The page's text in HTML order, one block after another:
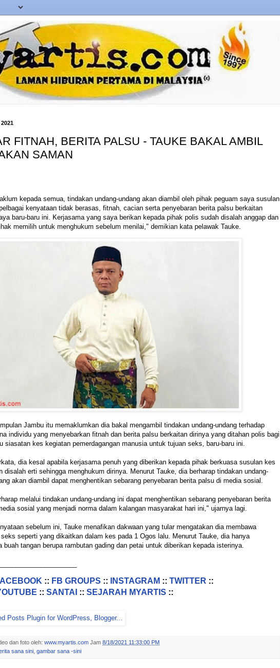
FITNAH, BERITA PALSU - TAUKE BAKAL AMBIL
SAMAN
kepada semua, tindakan undang-undang akan diambil oleh pihak peguam saya susulan
kenyataan tidak berasas, fitnah, cacian serta penyebaran berita palsu berkaitan
baru-baru ini. Kerjasama yang saya berikan kepada pihak polis sudah disalah anggap dan
memilih untuk menghukum sebelum menilai," demikian kata pelawak Tauke.
Jambu itu memaklumkan dia bakal mengambil tindakan undang-undang terhadap
individu yang menyebarkan fitnah dan berita palsu berkaitan dirinya yang ditahan polis bagi
siasatan kes kegiatan pemerdagangan manusia untuk tujuan seks, baru-baru ini.
dia kesal apabila kerjasama penuh yang diberikan kepada pihak berkuasa susulan kes
disalah erti sehingga menghukum dirinya. Menurut Tauke, dia berharap tindakan undang-
akan diambil dapat menghentikan sebarang penyebaran berita palsu di media sosial.
melalui tindakan undang-undang ini dapat menghentikan sebarang penyebaran berita
sosial yang menjadi norma dalam kalangan masyarakat hari ini," ujarnya lagi.
sebelum ini, Tauke menafikan dakwaan yang tular mengatakan dia membawa
seperti yang dikaitkan dalam kes pada 1 Ogos lalu. Menurut Tauke, dia hanya
buah tangan berupa rambutan gading dan petai untuk diberikan kepada isterinya.
:: FB GROUPS :: INSTAGRAM :: TWITTER ::
:: SANTAI :: SEJARAH MYARTIS ::
dan foto oleh: www.myartis.com Jam 8/18/2021 11:33:00 PM
sana sini gambar sana -sini